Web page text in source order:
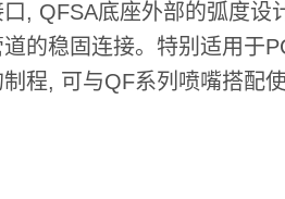
, QFSA底座外部的弧度设
的稳固连接。特别适用于
程, 可与QF系列喷嘴搭配